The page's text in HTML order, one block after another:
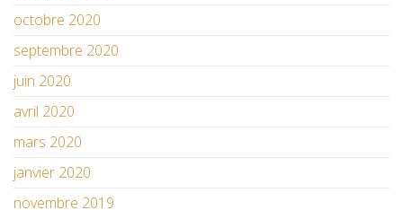
octobre 2020
septembre 2020
juin 2020
avril 2020
mars 2020
janvier 2020
novembre 2019